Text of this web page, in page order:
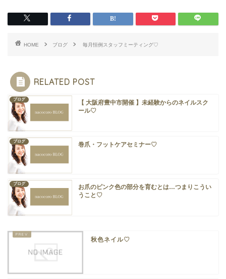
HOME ブログ 毎月恒例スタッフミーティング♡
RELATED POST
ブログ
【 大阪府豊中市開催 】未経験からのネイルスク
ール♡
ブログ 巻爪・フットケアセミナー♡
ブログ
お爪のピンク色の部分を育むとは…つまりこうい
うこと♡
秋色ネイル♡